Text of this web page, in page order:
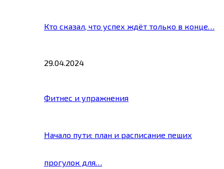
Кто сказал, что успех ждёт только в конце…
29.04.2024
Фитнес и упражнения
Начало пути: план и расписание пеших
прогулок для…